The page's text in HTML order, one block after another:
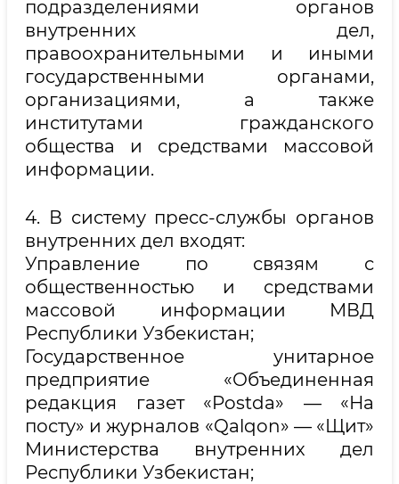
подразделениями органов
внутренних дел,
правоохранительными и иными
государственными органами,
организациями, а также
институтами гражданского
общества и средствами массовой
информации.
4. В систему пресс-службы органов
внутренних дел входят:
Управление по связям с
общественностью и средствами
массовой информации МВД
Республики Узбекистан;
Государственное унитарное
предприятие «Объединенная
редакция газет «Postda» — «На
посту» и журналов «Qalqon» — «Щит»
Министерства внутренних дел
Республики Узбекистан;